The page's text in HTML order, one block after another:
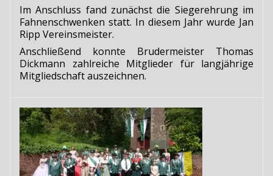
Im Anschluss fand zunächst die Siegerehrung im
Fahnenschwenken statt. In diesem Jahr wurde Jan
Ripp Vereinsmeister.
Anschließend konnte Brudermeister Thomas
Dickmann zahlreiche Mitglieder für langjährige
Mitgliedschaft auszeichnen.